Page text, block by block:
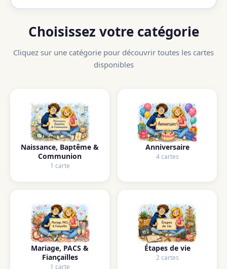
Choisissez votre catégorie
Cliquez sur une catégorie pour découvrir toutes les cartes
disponibles
Naissance, Baptême &
Communion
1 carte
Anniversaire
4 cartes
Mariage, PACS &
Fiançailles
1 carte
Étapes de vie
2 cartes